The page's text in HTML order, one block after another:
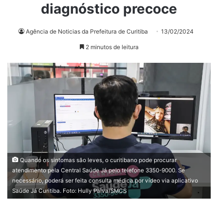
diagnóstico precoce
Agência de Noticias da Prefeitura de Curitiba 13/02/2024
2 minutos de leitura
Quando os sintomas são leves, o curitibano pode procurar
atendimento pela Central Saúde Já pelo telefone 3350-9000. Se
necessário, poderá ser feita consulta médica por vídeo via aplicativo
Saúde Já Curitiba. Foto: Hully Paiva/SMCS